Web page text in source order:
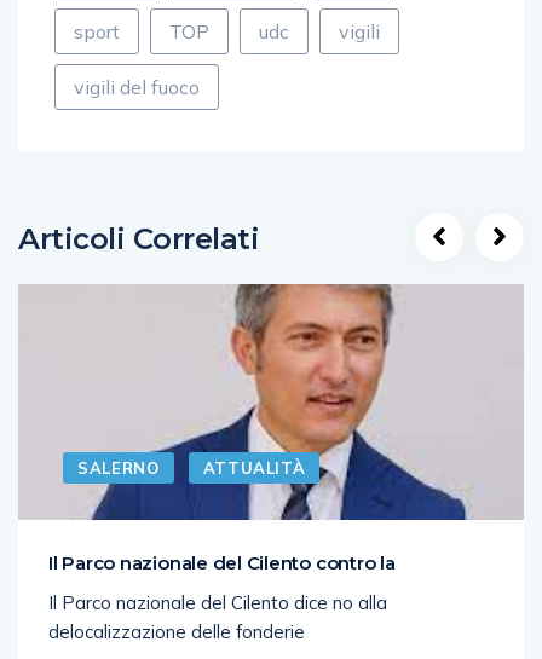
sport TOP udc vigili
vigili del fuoco
Articoli Correlati
SALERNO ATTUALITÀ
Il Parco nazionale del Cilento contro la
Il Parco nazionale del Cilento dice no alla
delocalizzazione delle fonderie